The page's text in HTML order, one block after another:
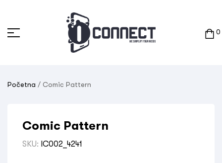
0
Početna / Comic Pattern
Comic Pattern
SKU: IC002_4241